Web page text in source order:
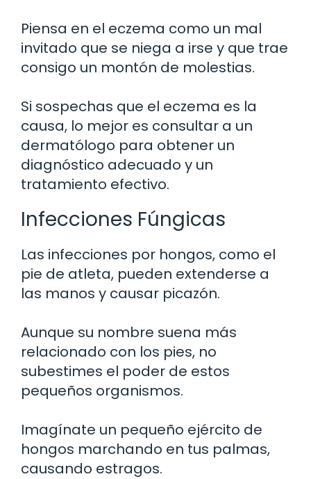
Piensa en el eczema como un mal
invitado que se niega a irse y que trae
consigo un montón de molestias.
Si sospechas que el eczema es la
causa, lo mejor es consultar a un
dermatólogo para obtener un
diagnóstico adecuado y un
tratamiento efectivo.
Infecciones Fúngicas
Las infecciones por hongos, como el
pie de atleta, pueden extenderse a
las manos y causar picazón.
Aunque su nombre suena más
relacionado con los pies, no
subestimes el poder de estos
pequeños organismos.
Imagínate un pequeño ejército de
hongos marchando en tus palmas,
causando estragos.